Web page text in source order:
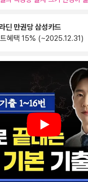
딘 만권당 삼성카드
혜택 15% (~2025.12.31)
Play